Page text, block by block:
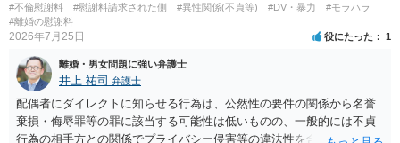
#不倫慰謝料 #慰謝料請求された側 #異性関係(不貞等) #DV・暴力
#モラハラ
#離婚の慰謝料
2026年7月25日 役にたった 1
離婚・男女問題に強い弁護士
井上 祐司 弁護士
配偶者にダイレクトに知らせる行為は、公然性の要件の関係から名誉
棄損・侮辱罪等の罪に該当する可能性は低いものの、一般的には不貞
行為の相手方との関係でプライバシー侵害等の違法性を含む行為で